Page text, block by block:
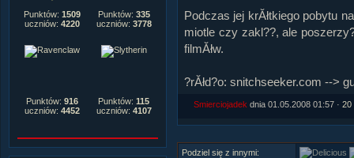
Punktów: 1509
uczniów: 4220
Punktów: 335
uczniów: 3778
Punktów: 916
uczniów: 4452
Punktów: 115
uczniów: 4107
Podczas jej krĂłtkiego pobytu
miotle czy zakl??, ale
filmĂłw.
?rĂłd?o: snitchseeker.com -->
Smierciojadek dnia 01.05.2008 01:57 ·20
Podziel się z innymi: